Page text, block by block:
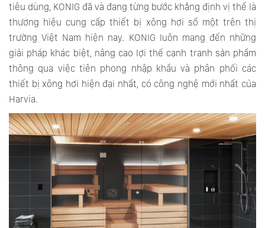
tiêu dùng, KONIG đã và đang từng bước khẳng định vị thế là
thương hiệu cung cấp thiết bị xông hơi số một trên thị
trường Việt Nam hiện nay. KONIG luôn mang đến những
giải pháp khác biệt, nâng cao lợi thế cạnh tranh sản phẩm
thông qua việc tiên phong nhập khẩu và phân phối các
thiết bị xông hơi hiện đại nhất, có công nghệ mới nhất của
Harvia.